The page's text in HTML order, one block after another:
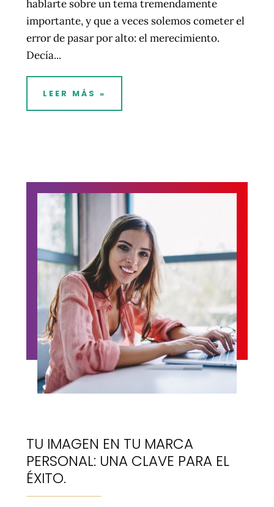
hablarte sobre un tema tremendamente
importante, y que a veces solemos cometer el
error de pasar por alto: el merecimiento.
Decía...
LEER MÁS »
TU IMAGEN EN TU MARCA
PERSONAL: UNA CLAVE PARA EL
ÉXITO.